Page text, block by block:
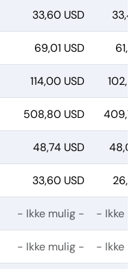
33,60 USD
69,01 USD
114,00 USD
508,80 USD
48,74 USD
33,60 USD
- Ikke mulig - - Ikke
- Ikke mulig - - Ikke